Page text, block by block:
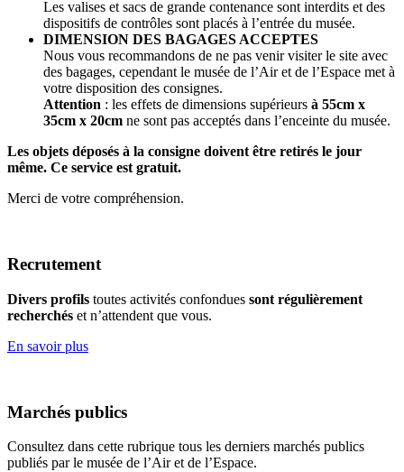
Les valises et sacs de grande contenance sont interdits et des
dispositifs de contrôles sont placés à l’entrée du musée.
DIMENSION DES BAGAGES ACCEPTES
Nous vous recommandons de ne pas venir visiter le site avec
des bagages, cependant le musée de l’Air et de l’Espace met à
votre disposition des consignes.
Attention : les effets de dimensions supérieurs à 55cm x
35cm x 20cm ne sont pas acceptés dans l’enceinte du musée.
Les objets déposés à la consigne doivent être retirés le jour
même. Ce service est gratuit.
Merci de votre compréhension.
Recrutement
Divers profils toutes activités confondues sont régulièrement
recherchés et n’attendent que vous.
En savoir plus
Marchés publics
Consultez dans cette rubrique tous les derniers marchés publics
publiés par le musée de l’Air et de l’Espace.